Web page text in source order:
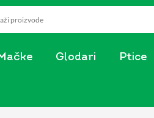
Glodari Ptice